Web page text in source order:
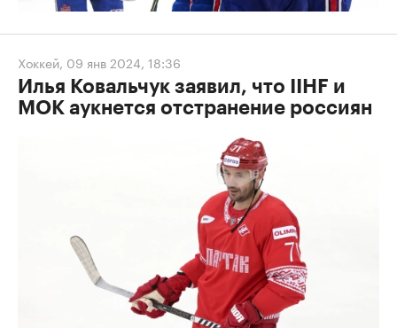
Хоккей, 09 янв 2024, 18:36
Илья Ковальчук заявил, что IIHF и
МОК аукнется отстранение россиян